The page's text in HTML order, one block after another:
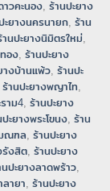
าวคะนอง, ร้านปะยาง
ะยางนครนายก, ร้าน
านปะยางนิมิตรใหม่,
อง, ร้านปะยาง
างบ้านแพ้ว, ร้านปะ
ร้านปะยางพญาไท,
าม4, ร้านปะยาง
ะยางพระโขนง, ร้าน
ณฑล, ร้านปะยาง
รังสิต, ร้านปะยาง
นปะยางลาดพร้าว,
ลายา, ร้านปะยาง